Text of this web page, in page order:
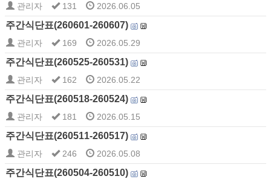
관리자 131 2026.06.05
주간식단표(260601-260607)
관리자 169 2026.05.29
주간식단표(260525-260531)
관리자 162 2026.05.22
주간식단표(260518-260524)
관리자 181 2026.05.15
주간식단표(260511-260517)
관리자 246 2026.05.08
주간식단표(260504-260510)